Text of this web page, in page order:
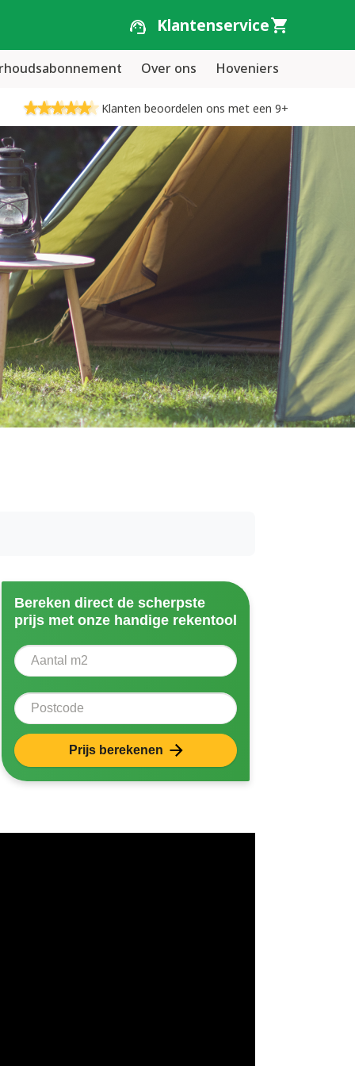
Klantenservice
Over ons Hoveniers
Klanten beoordelen ons met een 9+
Bereken direct de scherpste
prijs met onze handige rekentool
Aantal vierkante meter
Postcode
Prijs berekenen